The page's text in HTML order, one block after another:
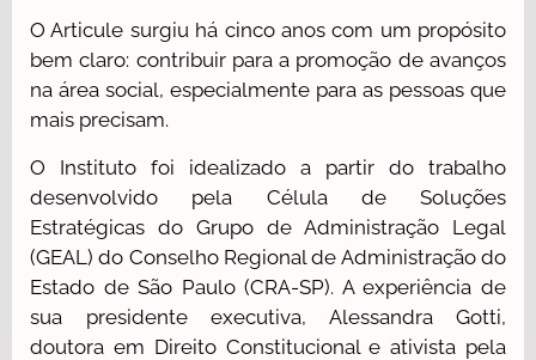
O Articule surgiu há cinco anos com um propósito
bem claro: contribuir para a promoção de avanços
na área social, especialmente para as pessoas que
mais precisam.
O Instituto foi idealizado a partir do trabalho
desenvolvido pela Célula de Soluções
Estratégicas do Grupo de Administração Legal
(GEAL) do Conselho Regional de Administração do
Estado de São Paulo (CRA-SP). A experiência de
sua presidente executiva, Alessandra Gotti,
doutora em Direito Constitucional e ativista pela